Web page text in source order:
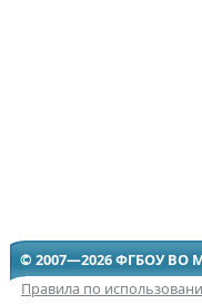
© 2007—2026 ФГБОУ ВО
Правила по